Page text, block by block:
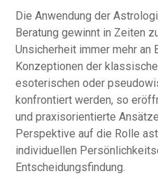
Die Anwendung der
Beratung gewinnt in Zeiten
Unsicherheit immer mehr an
Konzeptionen der
esoterischen oder
konfrontiert werden, so
und praxisorientierte
Perspektive auf die Rolle
individuellen
Entscheidungsfindung.